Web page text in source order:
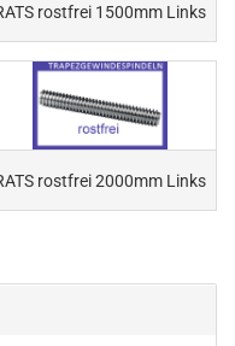
rostfrei 1500mm Links
rostfrei 2000mm Links